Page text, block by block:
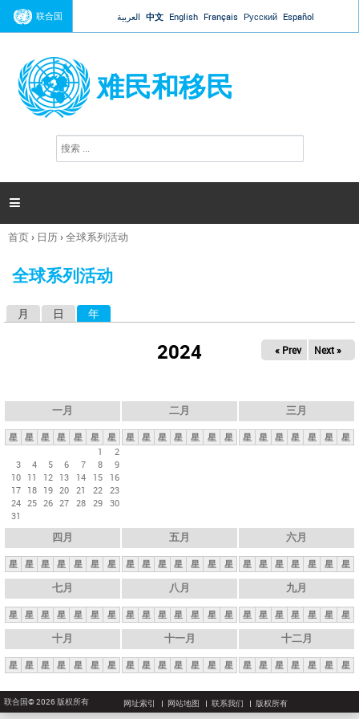
Jump to navigation
联合国 العربية 中文 English Français Русский Español
难民和移民
搜
索

你
这
首页› 日历›全球系列活动
全球系列活动
月 日 年
2024 « Prev Next »
一月
星 星 星 星 星 星
星
1
2
3
4 5 6 7 8
9
10 11 12 13 14 15
16
17 18 19 20 21 22 23
24 25 26 27 28 29 30
31
二月
星 星 星 星 星 星 星
三月
星 星 星 星 星 星 星
四月
星 星 星 星 星 星 星
五月
星 星 星 星 星 星 星
六月
星 星 星 星 星 星 星
七月
星 星 星 星 星 星 星
八月
星 星 星 星 星 星 星
九月
星 星 星 星 星 星 星
十月
星 星 星 星 星 星 星
十一月
星 星 星 星 星 星 星
十二月
星 星 星 星 星 星 星
联合国© 2026 版权所有 网址索引 网站地图 联系我们 版权所有